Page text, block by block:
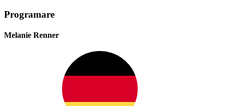
Programare
Melanie Renner